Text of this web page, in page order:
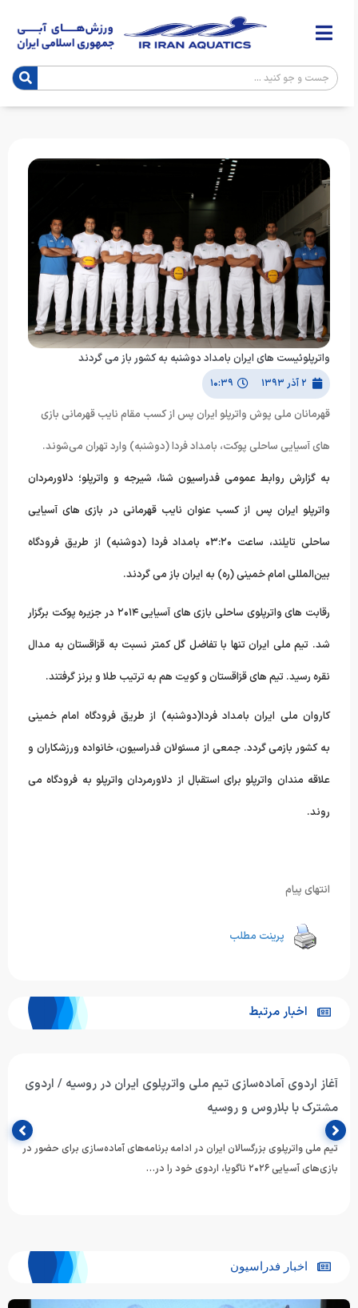
واترپلوئیست های ایران بامداد دوشنبه به کشور باز می گردند
۲ آذر ۱۳۹۳ ۱۰:۳۹
قهرمانان ملی پوش واترپلو ایران پس از کسب مقام نایب قهرمانی بازی
های آسیایی ساحلی پوکت، بامداد فردا (دوشنبه) وارد تهران می‌شوند.
به گزارش روابط عمومی فدراسیون شنا، شیرجه و واترپلو؛ دلاورمردان
واترپلو ایران پس از کسب عنوان نایب قهرمانی در بازی های آسیایی
ساحلی تایلند، ساعت ۰۳:۲۰ بامداد فردا (دوشنبه) از طریق فرودگاه
بین‌المللی امام خمینی (ره) به ایران باز می گردند.
رقابت های واترپلوی ساحلی بازی های آسیایی ۲۰۱۴ در جزیره پوکت برگزار
شد. تیم ملی ایران تنها با تفاضل گل کمتر نسبت به قزاقستان به مدال
نقره رسید. تیم های قزاقستان و کویت هم به ترتیب طلا و برنز گرفتند.
کاروان ملی ایران بامداد فردا(دوشنبه) از طریق فرودگاه امام خمینی
به کشور بازمی گردد. جمعی از مسئولان فدراسیون، خانواده ورزشکاران و
علاقه مندان واترپلو برای استقبال از دلاورمردان واترپلو به فرودگاه می
روند.
انتهای پیام
پرینت مطلب
اخبار مرتبط
آغاز اردوی آماده‌سازی تیم ملی واترپلوی ایران در روسیه / اردوی
مشترک با بلاروس و روسیه
تیم ملی واترپلوی بزرگسالان ایران در ادامه برنامه‌های آماده‌سازی برای حضور در
بازی‌های آسیایی ۲۰۲۶ ناگویا، اردوی خود را در…
اخبار فدراسیون